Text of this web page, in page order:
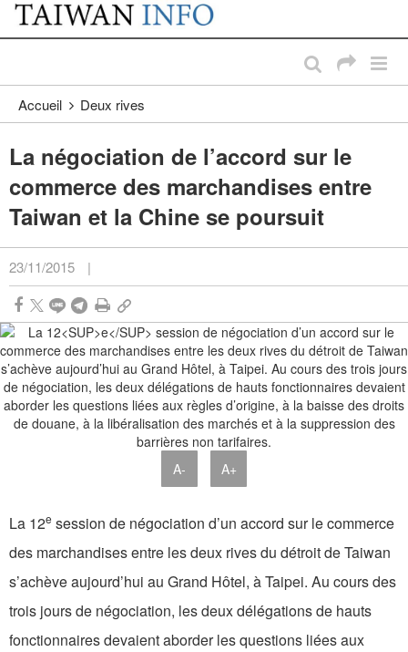
Passer au contenu principal
:::
Accueil Deux rives
La négociation de l’accord sur le
commerce des marchandises entre
Taiwan et la Chine se poursuit
23/11/2015 |
A- A+
La 12e session de négociation d’un accord sur le commerce
des marchandises entre les deux rives du détroit de Taiwan
s’achève aujourd’hui au Grand Hôtel, à Taipei. Au cours des
trois jours de négociation, les deux délégations de hauts
fonctionnaires devaient aborder les questions liées aux